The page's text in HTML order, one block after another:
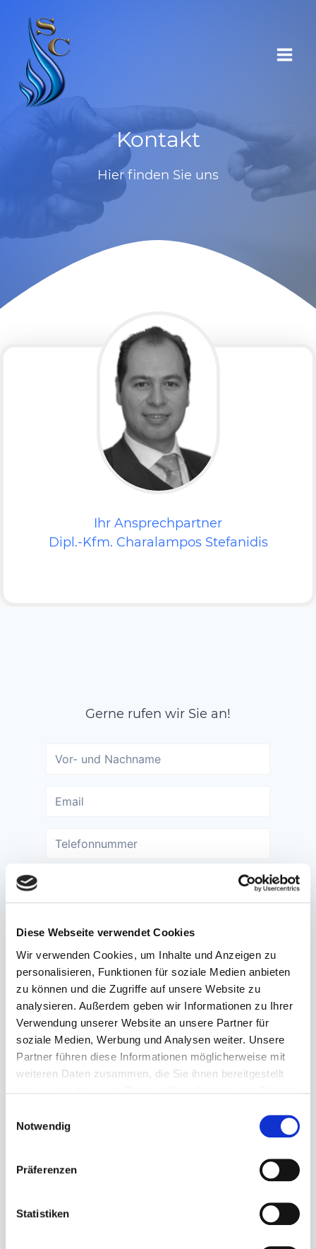
Diese Webseite verwendet Cookies
Wir verwenden Cookies, um Inhalte und Anzeigen zu
personalisieren, Funktionen für soziale Medien anbieten
zu können und die Zugriffe auf unsere Website zu
analysieren. Außerdem geben wir Informationen zu Ihrer
Verwendung unserer Website an unsere Partner für
soziale Medien, Werbung und Analysen weiter. Unsere
Partner führen diese Informationen möglicherweise mit
weiteren Daten zusammen, die Sie ihnen bereitgestellt
unabhängig von den Einstellungen des Cookie-Banners.
Um Sie zu nutzen, müssen Sie einwilligen, indem Sie
Verbindung zu den Google Maps Servern hergestellt und
Notwendig
Präferenzen
Statistiken
Inhalt
springen
Kontakt
Hier finden Sie uns
Ihr Ansprechpartner
Dipl.-Kfm. Charalampos Stefanidis
Gerne rufen wir Sie an!
Einwilligungserklärung (Ich stimme der
Erhebung, Verarbeitung und Nutzung
meiner personenbezogenen Daten
gemäß Datenschutzerklärung zu) *
Senden